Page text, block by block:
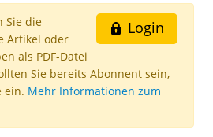
Login
Sie die
Artikel oder
als PDF-Datei
Sie bereits Abonnent sein,
ein. Mehr Informationen zum